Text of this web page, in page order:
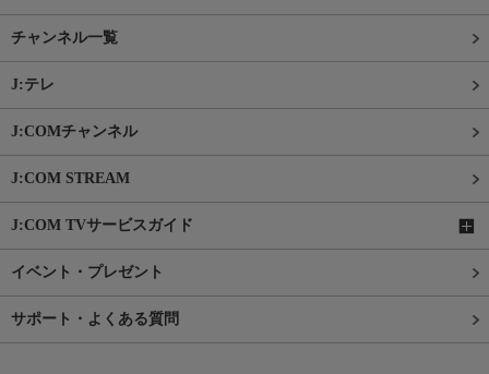
チャンネル一覧
J:テレ
J:COMチャンネル
J:COM STREAM
J:COM TVサービスガイド
イベント・プレゼント
サポート・よくある質問